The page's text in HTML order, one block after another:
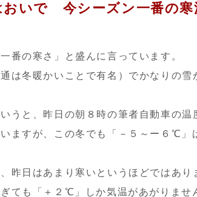
おいで 今シーズン一番の寒
番の寒さ」と盛んに言っています。
は冬暖かいことで有名）でかなりの雪
うと、昨日の朝８時の筆者自動車の温
ますが、この冬でも「－５～ー６℃」
昨日はあまり寒いというほどではあり
ても「＋２℃」しか気温があがりませ